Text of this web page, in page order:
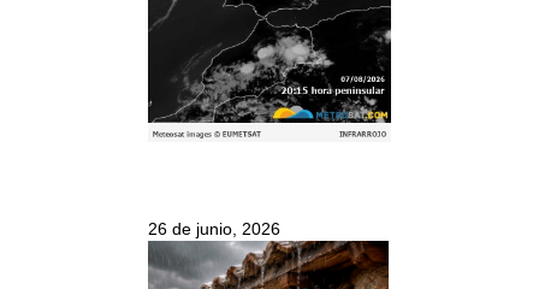
26 de junio, 2026